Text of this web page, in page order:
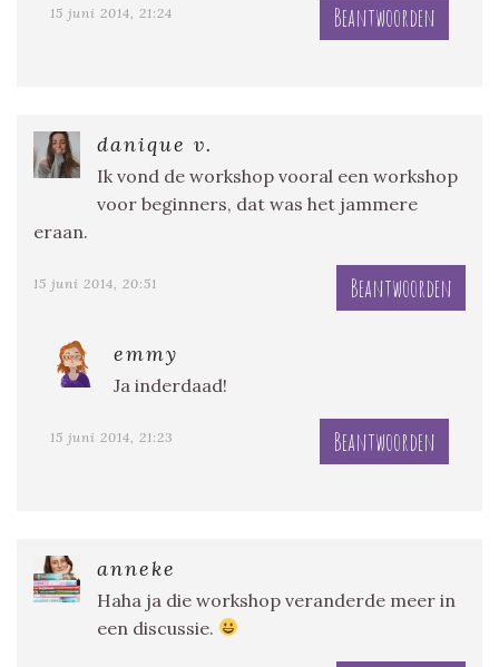
15 juni 2014, 21:24 Beantwoorden
danique v.
Ik vond de workshop vooral een workshop
voor beginners, dat was het jammere
eraan.
15 juni 2014, 20:51 Beantwoorden
emmy
Ja inderdaad!
15 juni 2014, 21:23 Beantwoorden
anneke
Haha ja die workshop veranderde meer in
een discussie.